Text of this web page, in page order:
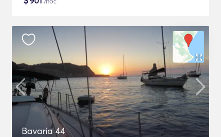
Bavaria 44